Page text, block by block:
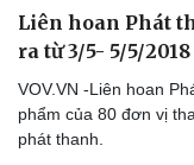
Liên hoan Phát
ra từ 3/5- 5/5/2018
VOV.VN -Liên hoan
phẩm của 80 đơn vị
phát thanh.